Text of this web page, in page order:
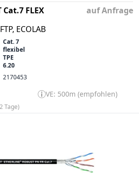
Cat.7 FLEX
ECOLAB
auf Anfrage
Cat. 7
flexibel
TPE
6.20
2170453
VE: 500m (empfohlen)
Tage)